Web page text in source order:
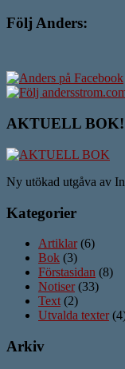
Följ Anders:
AKTUELL BOK!
Ny utökad utgåva av
Kategorier
Artiklar(6)
Bok (3)
Förstasidan (8)
Notiser(33)
Text (2)
Utvalda texter
Arkiv